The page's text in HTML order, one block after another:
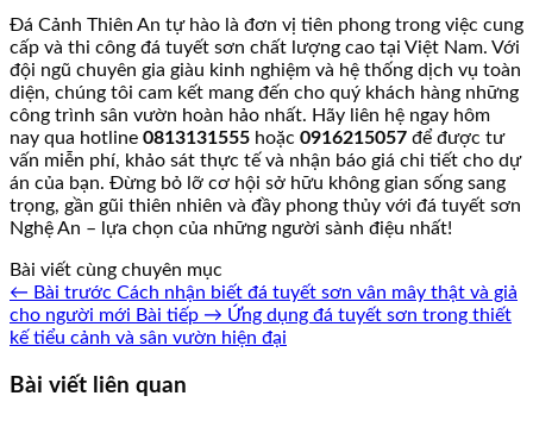
Đá Cảnh Thiên An tự hào là đơn vị tiên phong trong việc cung
cấp và thi công đá tuyết sơn chất lượng cao tại Việt Nam. Với
đội ngũ chuyên gia giàu kinh nghiệm và hệ thống dịch vụ toàn
diện, chúng tôi cam kết mang đến cho quý khách hàng những
công trình sân vườn hoàn hảo nhất. Hãy liên hệ ngay hôm
nay qua hotline 0813131555 hoặc 0916215057 để được tư
vấn miễn phí, khảo sát thực tế và nhận báo giá chi tiết cho dự
án của bạn. Đừng bỏ lỡ cơ hội sở hữu không gian sống sang
trọng, gần gũi thiên nhiên và đầy phong thủy với đá tuyết sơn
Nghệ An – lựa chọn của những người sành điệu nhất!
Bài viết cùng chuyên mục
← Bài trước Cách nhận biết đá tuyết sơn vân mây thật và giả
cho người mới Bài tiếp → Ứng dụng đá tuyết sơn trong thiết
kế tiểu cảnh và sân vườn hiện đại
Bài viết liên quan